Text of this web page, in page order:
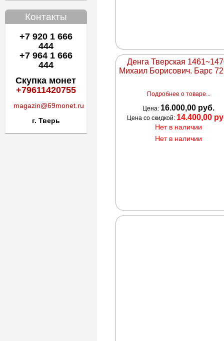
Контакты
+7 920 1 666
444
+7 964 1 666
444
Скупка монет
+79611420755
magazin@69monet.ru
г. Тверь
Денга Тверская
Михаил Борисович. Барс
Подробнее о товаре...
Цена: 16.000,00 руб.
Цена со скидкой: 14.400,00
Нет в наличии
Нет в наличии